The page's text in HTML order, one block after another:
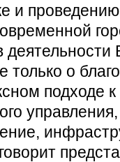
и
только о
подходе